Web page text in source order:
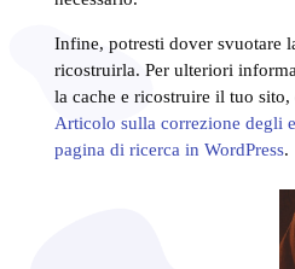
Infine, potresti dover svuotare
ricostruirla. Per ulteriori
la cache e ricostruire il tuo
Articolo sulla correzione degli
pagina di ricerca in WordPress.